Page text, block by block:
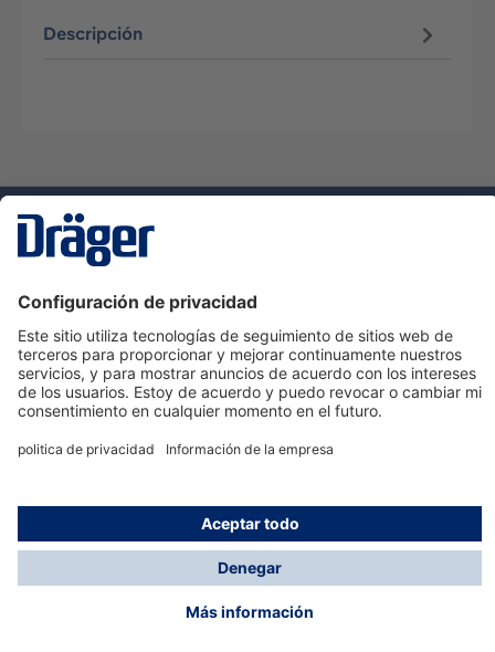
Descripción
Servicio de atención al cliente de Dräger
Ayuda
Información
© Dräger Hispania S.A.U., 2024
*Todos los precios no incluyen IVA y posibles gastos
de envío, salvo que indique lo contrario